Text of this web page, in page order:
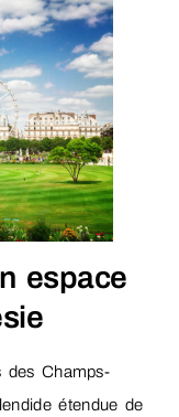
espace
des Champs-
étendue de